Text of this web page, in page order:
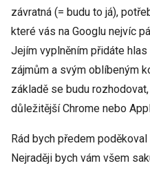
závratná (= budu to já),
které vás na Googlu nejvíc
Jejím vyplněním přidáte
zájmům a svým oblíbeným
základě se budu
důležitější Chrome nebo
Rád bych předem
Nejraději bych vám všem